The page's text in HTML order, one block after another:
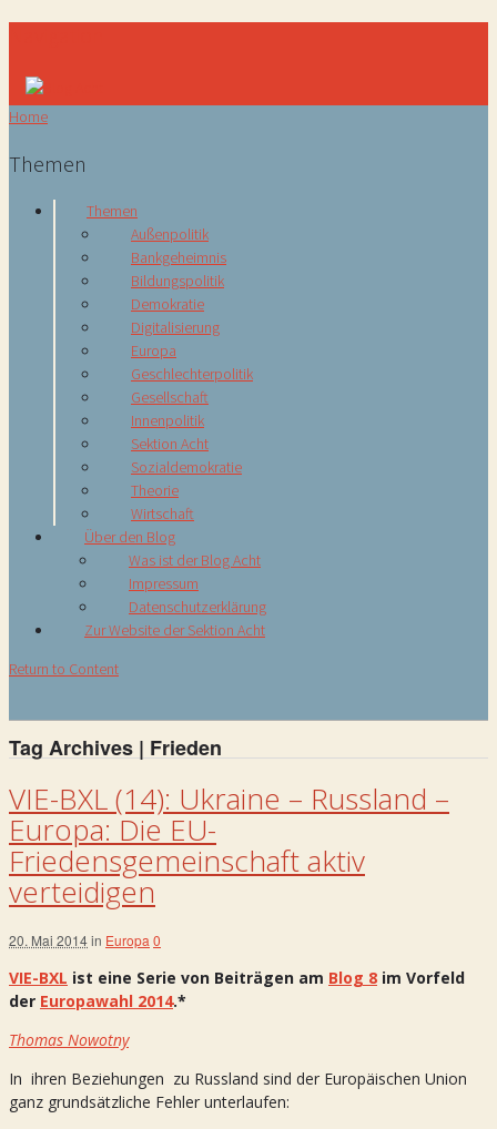
Home
Themen
Themen
Außenpolitik
Bankgeheimnis
Bildungspolitik
Demokratie
Digitalisierung
Europa
Geschlechterpolitik
Gesellschaft
Innenpolitik
Sektion Acht
Sozialdemokratie
Theorie
Wirtschaft
Über den Blog
Was ist der Blog Acht
Impressum
Datenschutzerklärung
Zur Website der Sektion Acht
Return to Content
Tag Archives | Frieden
VIE-BXL (14): Ukraine – Russland –
Europa: Die EU-
Friedensgemeinschaft aktiv
verteidigen
20. Mai 2014in Europa 0
VIE-BXL ist eine Serie von Beiträgen am Blog 8 im Vorfeld
der Europawahl 2014.*
Thomas Nowotny
In ihren Beziehungen zu Russland sind der Europäischen Union
ganz grundsätzliche Fehler unterlaufen: